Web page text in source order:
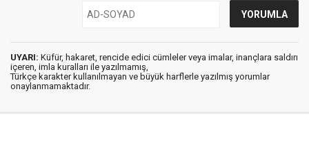
UYARI: Küfür, hakaret, rencide edici cümleler veya imalar, inançlara saldırı
içeren, imla kuralları ile yazılmamış,
Türkçe karakter kullanılmayan ve büyük harflerle yazılmış yorumlar
onaylanmamaktadır.